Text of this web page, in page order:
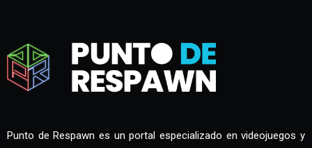
Punto de Respawn es un portal especializado en videojuegos y